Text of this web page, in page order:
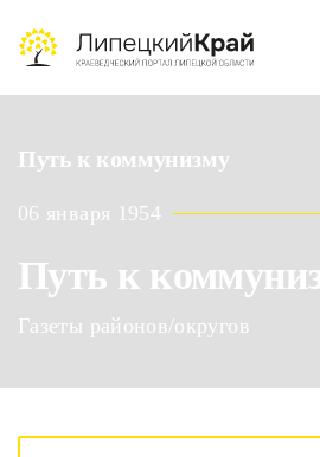
Skip to main content
Путь к коммунизму
06 января 1954
Путь к
Газеты районов/округов